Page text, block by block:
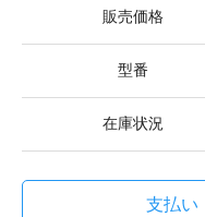
販売価格
型番
在庫状況
支払い